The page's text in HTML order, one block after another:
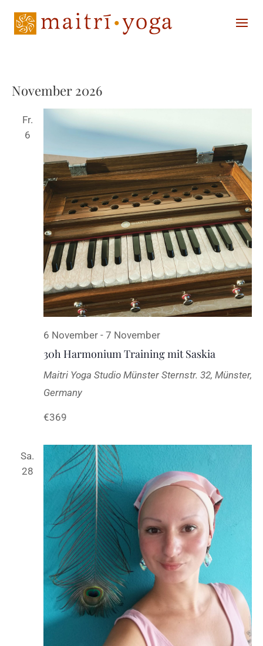
November 2026
Fr.
6
30h Harmonium Training mit Saskia
6 November- 7 November
Maitri Yoga Studio Münster Sternstr. 32, Münster,
Germany
€369
Sa.
28